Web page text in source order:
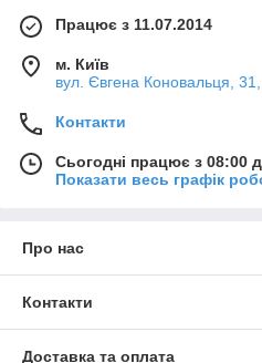
Сканер штрих-кодів;
Друк квитанцій та етикеток;
Зчитувачі
Частина функцій можуть бути
процесів, частина тільки до
Працює з 11.07.2014
м. Київ
вул. Євгена Коновальця,
Контакти
Сьогодні працює з 08:00
Показати весь графік
Про нас
Контакти
Доставка та оплата